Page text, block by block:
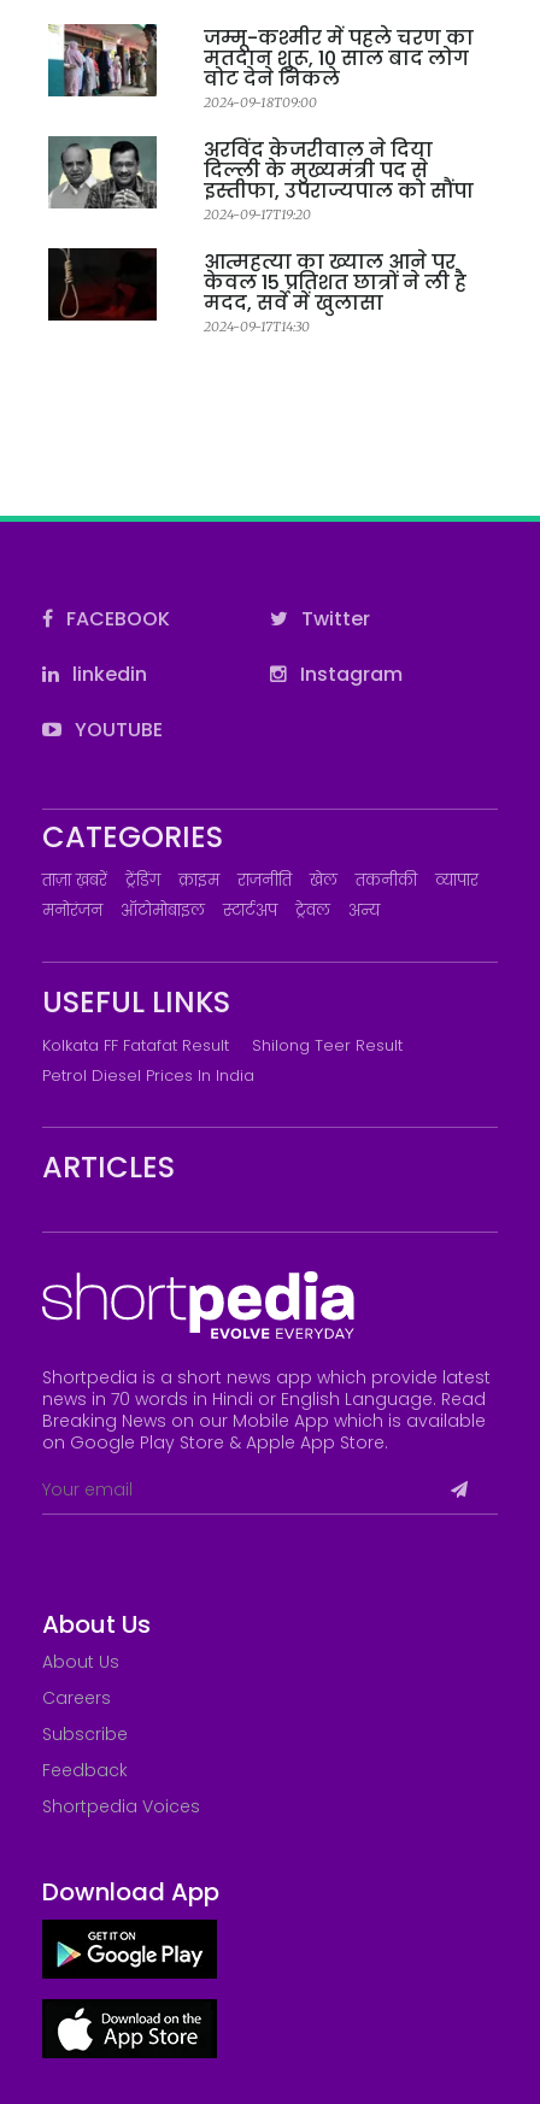
जम्मू-कश्मीर में पहले चरण का
मतदान शुरू, 10 साल बाद लोग
वोट देने निकले
2024-09-18T09:00
अरविंद केजरीवाल ने दिया
दिल्ली के मुख्यमंत्री पद से
इस्तीफा, उपराज्यपाल को सौंपा
2024-09-17T19:20
आत्महत्या का ख्याल आने पर
केवल 15 प्रतिशत छात्रों ने ली है
मदद, सर्वे में खुलासा
2024-09-17T14:30
FACEBOOK
Twitter
linkedin
Instagram
YOUTUBE
CATEGORIES
ताज़ा ख़बरें ट्रेंडिंग क्राइम राजनीति खेल तकनीकी
व्यापार
मनोरंजन
ऑटोमोबाइल स्टार्टअप ट्रेवल अन्य
USEFUL LINKS
Kolkata FF Fatafat Result
Shilong Teer Result
Petrol Diesel Prices In India
ARTICLES
Shortpedia is a short news app which provide latest
news in 70 words in Hindi or English Language. Read
Breaking News on our Mobile App which is available
on Google Play Store & Apple App Store.
About Us
About Us
Careers
Subscribe
Feedback
Shortpedia Voices
Download App